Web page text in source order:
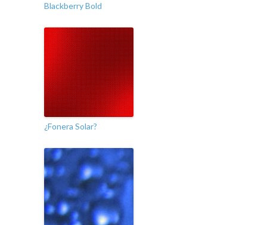
Blackberry Bold
¿Fonera Solar?